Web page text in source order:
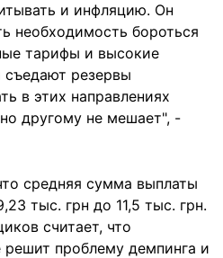
и инфляцию. Он
необходимость бороться
тарифы и высокие
съедают резервы
в этих направлениях
другому не мешает", -
средняя сумма выплаты
тыс. грн до 11,5 тыс. грн.
считает, что
проблему демпинга и